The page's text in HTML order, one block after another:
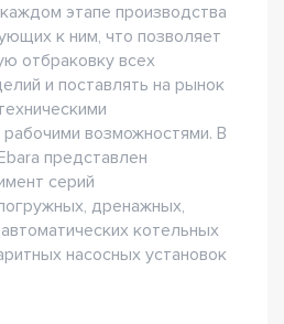
этапе производства
к ним, что позволяет
отбраковку всех
и поставлять на рынок
рабочими возможностями. В
представлен
серий
дренажных,
котельных
насосных установок